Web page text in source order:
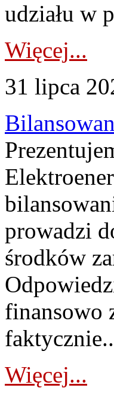
udziału w
Więcej...
31 lipca
prowadzi
środków
finansowo
Więcej...